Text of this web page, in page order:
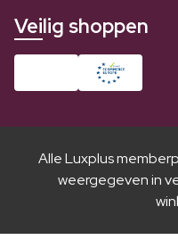
Veilig shoppen
Alle Luxplus
weergegeven in